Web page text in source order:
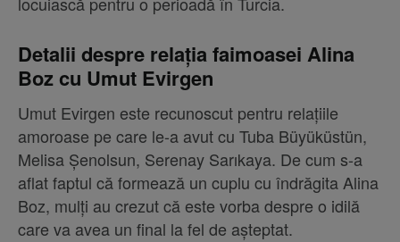
Detalii despre relația faimoasei Alina
Boz cu Umut Evirgen
Umut Evirgen este recunoscut pentru relațiile
amoroase pe care le-a avut cu Tuba Büyüküstün,
Melisa Şenolsun, Serenay Sarıkaya. De cum s-a
aflat faptul că formează un cuplu cu îndrăgita Alina
Boz, mulți au crezut că este vorba despre o idilă
care va avea un final la fel de așteptat.